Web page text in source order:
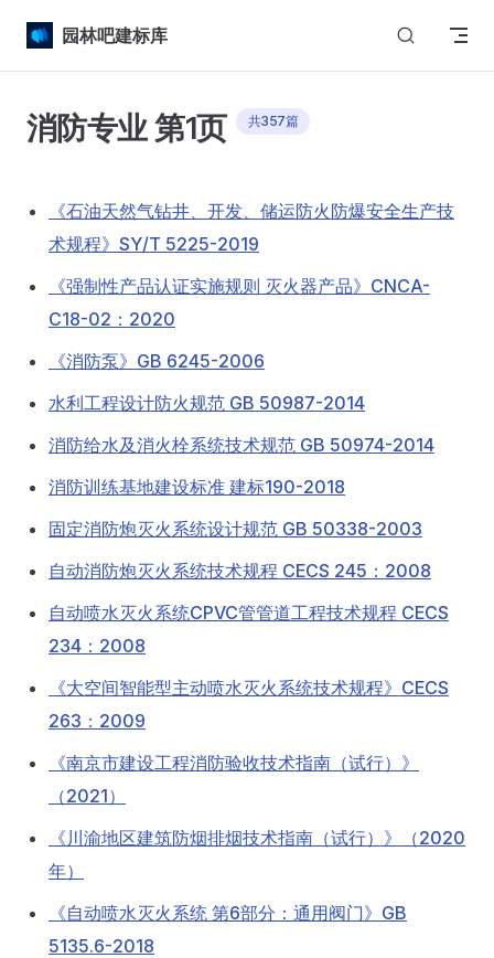
Skip to content
园林吧建标库
消防专业 第1页 共357篇
《石油天然气钻井、开发、储运防火防爆安全生产技
术规程》SY/T 5225-2019
《强制性产品认证实施规则 灭火器产品》CNCA-
C18-02：2020
《消防泵》GB 6245-2006
水利工程设计防火规范 GB 50987-2014
消防给水及消火栓系统技术规范 GB 50974-2014
消防训练基地建设标准 建标190-2018
固定消防炮灭火系统设计规范 GB 50338-2003
自动消防炮灭火系统技术规程 CECS 245：2008
自动喷水灭火系统CPVC管管道工程技术规程 CECS
234：2008
《大空间智能型主动喷水灭火系统技术规程》CECS
263：2009
《南京市建设工程消防验收技术指南（试行）》
（2021）
《川渝地区建筑防烟排烟技术指南（试行）》（2020
年）
《自动喷水灭火系统 第6部分：通用阀门》GB
5135.6-2018